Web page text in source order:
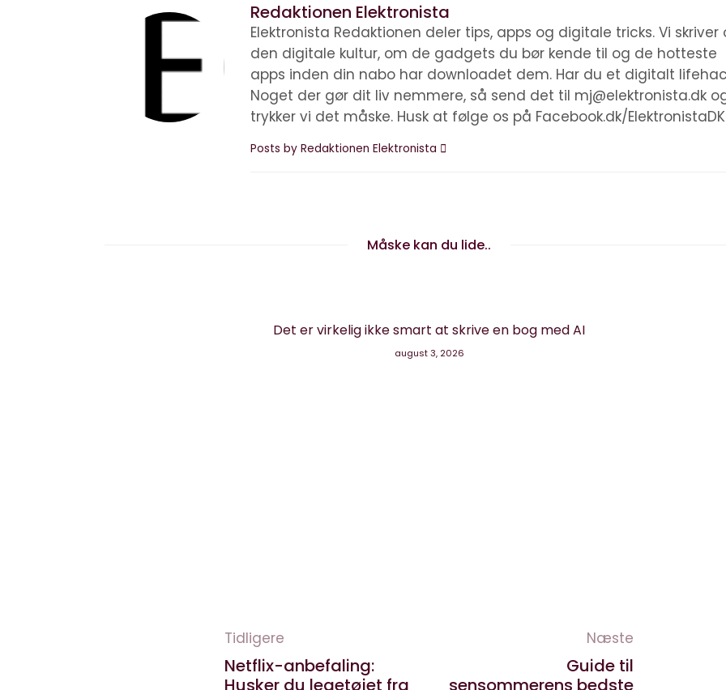
Redaktionen Elektronista
Elektronista Redaktionen deler tips, apps og digitale tricks. Vi skriver
den digitale kultur, om de gadgets du bør kende til og de hotteste
apps inden din nabo har downloadet dem. Har du et digitalt
Noget der gør dit liv nemmere, så send det til mj@elektronista.dk
trykker vi det måske. Husk at følge os på Facebook.dk/ElektronistaDK
Posts by Redaktionen Elektronista
Måske kan du lide..
Det er virkelig ikke smart at skrive en bog med AI
august 3, 2026
Tidligere
Netflix-anbefaling:
Husker du legetøjet fra
Næste
Guide til
sensommerens bedste